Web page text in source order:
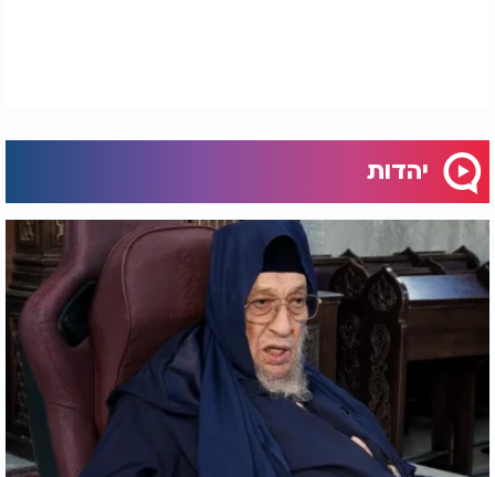
יהדות